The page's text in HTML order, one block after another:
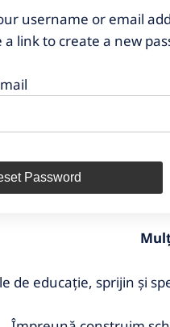
username or email
a link to create a new
de educație, sprijin și